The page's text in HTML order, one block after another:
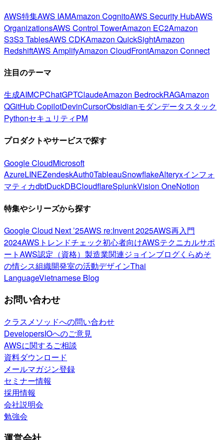
AWS特集AWS IAMAmazon CognitoAWS Security HubAWS
OrganizationsAWS Control TowerAmazon EC2Amazon
S3S3 TablesAWS CDKAmazon QuickSightAmazon
RedshiftAWS AmplifyAmazon CloudFrontAmazon Connect
注目のテーマ
生成AIMCPChatGPTClaudeAmazon BedrockRAGAmazon
QGitHub CopilotDevinCursorObsidianモダンデータスタック
PythonセキュリティPM
プロダクトやサービスで探す
Google CloudMicrosoft
AzureLINEZendeskAuth0TableauSnowflakeAlteryxインフォ
マティカdbtDuckDBCloudflareSplunkVision OneNotion
特集やシリーズから探す
Google Cloud Next ’25AWS re:Invent 2025AWS再入門
2024AWSトレンドチェック初心者向けAWSテクニカルサポ
ートAWS認定（資格） 製造業関連ジョインブログくらめそ
の情シス組織開発室の活動デザインThai
LanguageVietnamese Blog
お問い合わせ
クラスメソッドへの問い合わせ
DevelopersIOへのご意見
AWSに関するご相談
資料ダウンロード
メールマガジン登録
セミナー情報
採用情報
会社説明会
勉強会